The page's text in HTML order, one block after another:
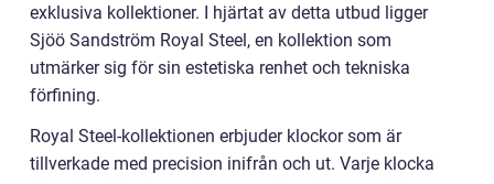
exklusiva kollektioner. I hjärtat av detta utbud ligger
Sjöö Sandström Royal Steel, en kollektion som
utmärker sig för sin estetiska renhet och tekniska
förfining.
Royal Steel-kollektionen erbjuder klockor som är
tillverkade med precision inifrån och ut. Varje klocka